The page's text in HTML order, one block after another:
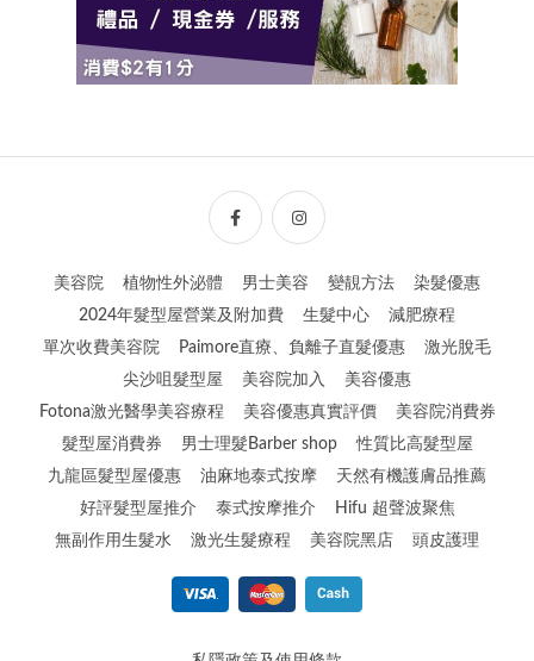
美容院 植物性外泌體 男士美容 變靚方法
染髮優惠
2024年髮型屋營業及附加費
生髮中心
減肥療程
單次收費美容院
Paimore直療、負離子直髮優惠
激光脫毛
尖沙咀髮型屋
美容院加入
美容優惠
Fotona激光醫學美容療程
美容優惠真實評價
美容院消費券
髮型屋消費券
男士理髮Barber shop
性質比高髮型屋
九龍區髮型屋優惠
油麻地泰式按摩
天然有機護膚品推薦
好評髮型屋推介
泰式按摩推介
Hifu 超聲波聚焦
無副作用生髮水
激光生髮療程 美容院黑店 頭皮護理